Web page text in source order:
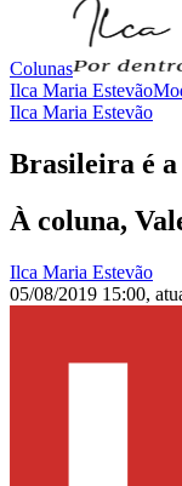
Colunas
Ilca Maria Estevão
Ilca Maria Estevão
Brasileira é
À coluna,
Ilca Maria Estevão
05/08/2019 15:00,